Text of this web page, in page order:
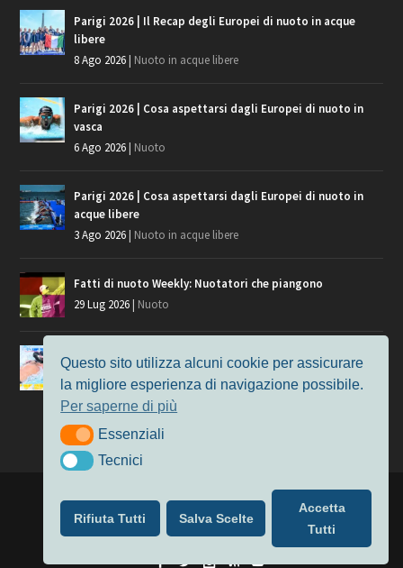
Parigi 2026 | Il Recap degli Europei di nuoto in acque
libere
8 Ago 2026 Nuoto in acque libere
Parigi 2026 | Cosa aspettarsi dagli Europei di nuoto in
vasca
6 Ago 2026 Nuoto
Parigi 2026 | Cosa aspettarsi dagli Europei di nuoto in
acque libere
3 Ago 2026 Nuoto in acque libere
Fatti di nuoto Weekly: Nuotatori che piangono
29 Lug 2026 Nuoto
Giochi del Mediterraneo, i convocati del nuoto per
Taranto 2026
9 Lug 2026
Nuoto
| Alimentato da
Nuoto
MasterS Podcast Il Nuoto in Cifre
Privacy & Cookie Policy
Questo sito utilizza alcuni cookie per assicurare
la migliore esperienza di navigazione possibile.
Per saperne di più
EssenzialiEssenziali
TecniciTecnici
Rifiuta Tutti Salva Scelte
Accetta
Tutti